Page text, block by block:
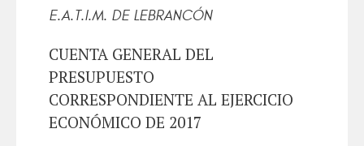
E.A.T.I.M. DE LEBRANCÓN
CUENTA GENERAL DEL
PRESUPUESTO
CORRESPONDIENTE AL EJERCICIO
ECONÓMICO DE 2017